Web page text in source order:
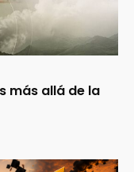
más allá de la